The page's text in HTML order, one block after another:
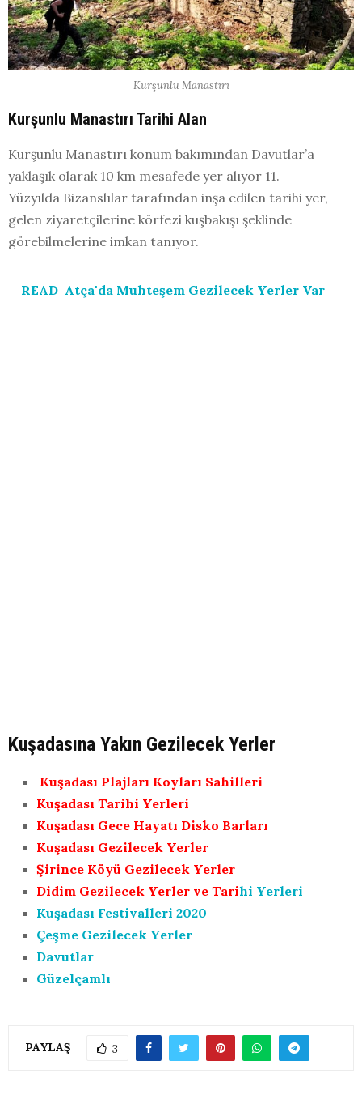
Kurşunlu Manastırı
Kurşunlu Manastırı Tarihi Alan
Kurşunlu Manastırı konum bakımından Davutlar’a
yaklaşık olarak 10 km mesafede yer alıyor 11.
Yüzyılda Bizanslılar tarafından inşa edilen tarihi yer,
gelen ziyaretçilerine körfezi kuşbakışı şeklinde
görebilmelerine imkan tanıyor.
READ Atça'da Muhteşem Gezilecek Yerler Var
Kuşadasına Yakın Gezilecek Yerler
Kuşadası Plajları Koyları Sahilleri
Kuşadası Tarihi Yerleri
Kuşadası Gece Hayatı Disko Barları
Kuşadası Gezilecek Yerler
Şirince Köyü Gezilecek Yerler
Didim Gezilecek Yerler ve Tarihi Yerleri
Kuşadası Festivalleri 2020
Çeşme Gezilecek Yerler
Davutlar
Güzelçamlı
PAYLAŞ 3